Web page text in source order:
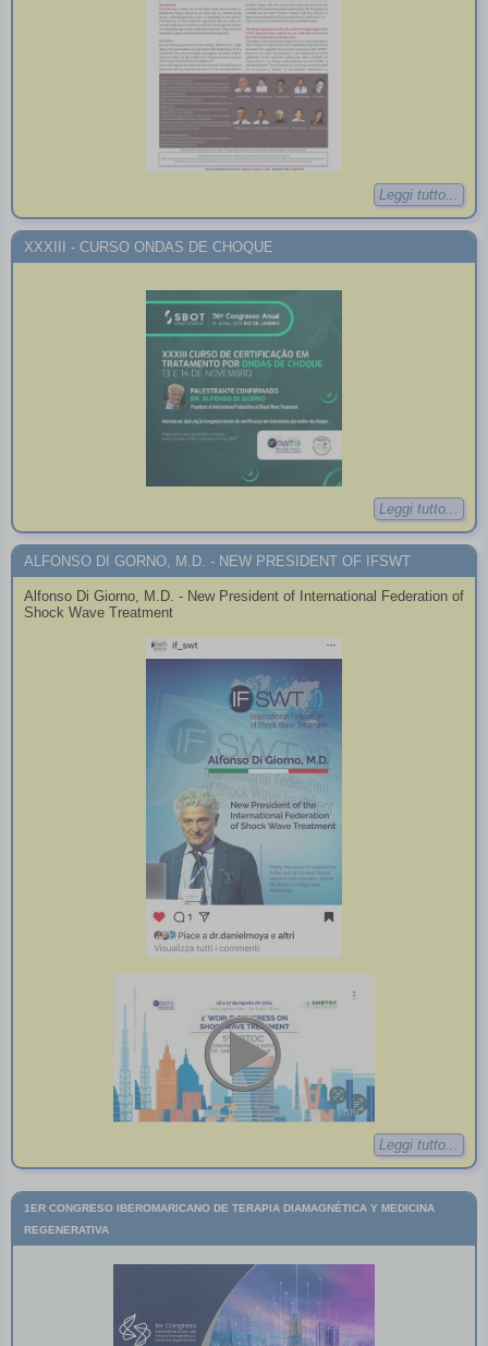
Leggi tutto...
XXXIII - CURSO ONDAS DE CHOQUE
Leggi tutto...
ALFONSO DI GORNO, M.D. - NEW PRESIDENT OF IFSWT
Alfonso Di Giorno, M.D. - New President of International Federation of
Shock Wave Treatment
Leggi tutto...
1ER CONGRESO IBEROMARICANO DE TERAPIA DIAMAGNÉTICA Y MEDICINA
REGENERATIVA